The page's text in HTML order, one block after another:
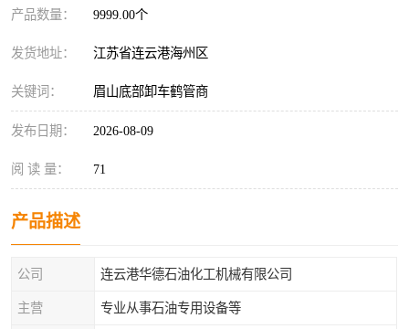
产品数量： 9999.00个
发货地址： 江苏省连云港海州区
关键词： 眉山底部卸车鹤管商
发布日期： 2026-08-09
阅 读 量： 71
产品描述
公司 连云港华德石油化工机械有限公司
主营 专业从事石油专用设备等